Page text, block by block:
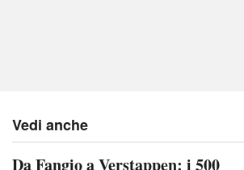
Vedi anche
Da Fangio a Verstappen: i 500